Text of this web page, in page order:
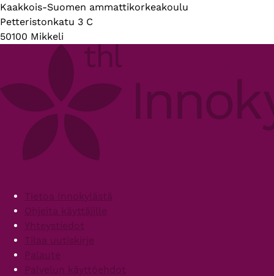
Kaakkois-Suomen ammattikorkeakoulu
Petteristonkatu 3 C
50100 Mikkeli
FooterTietoa Innokylästä
Ohjeita käyttäjille
Yhteystiedot
Tilaa uutiskirje
Palaute
Palvelun käyttöehdot